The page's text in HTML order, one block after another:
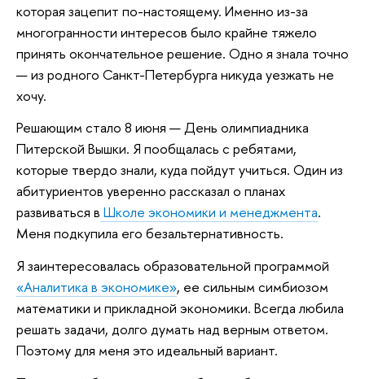
которая зацепит по-настоящему. Именно из-за
многогранности интересов было крайне тяжело
принять окончательное решение. Одно я знала точно
— из родного Санкт-Петербурга никуда уезжать не
хочу.
Решающим стало 8 июня — День олимпиадника
Питерской Вышки. Я пообщалась с ребятами,
которые твердо знали, куда пойдут учиться. Один из
абитуриентов уверенно рассказал о планах
развиваться в Школе экономики и менеджмента.
Меня подкупила его безальтернативность.
Я заинтересовалась образовательной программой
«Аналитика в экономике», ее сильным симбиозом
математики и прикладной экономики. Всегда любила
решать задачи, долго думать над верным ответом.
Поэтому для меня это идеальный вариант.